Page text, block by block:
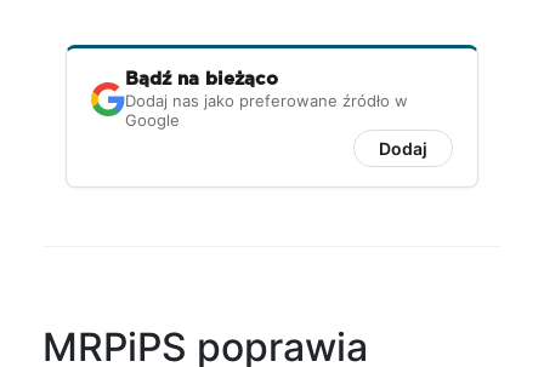
Bądź na bieżąco
Dodaj nas jako preferowane źródło w
Google
Dodaj
MRPiPS poprawia